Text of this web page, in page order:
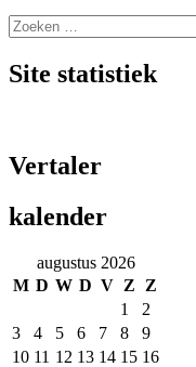
Zoeken
naar:
Site statistiek
Vertaler
kalender
augustus 2026
M D W D V Z
Z
1
2
3
4 5 6 7 8
9
10 11 12 13 14 15 16